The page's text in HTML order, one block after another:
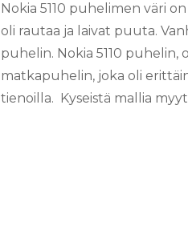
Nokia 5110 puhelimen väri
oli rautaa ja laivat puuta.
puhelin. Nokia 5110 puhelin,
matkapuhelin, joka oli
tienoilla. Kyseistä mallia